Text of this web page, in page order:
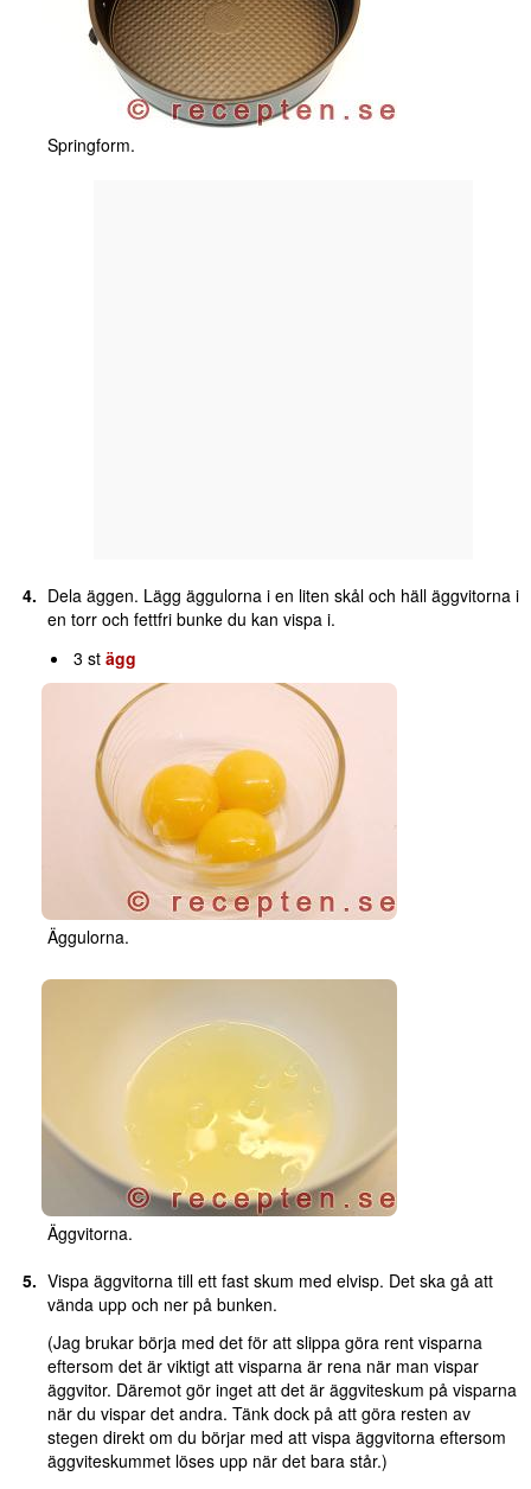
Springform.
Dela äggen. Lägg äggulorna i en liten skål och häll äggvitorna i
en torr och fettfri bunke du kan vispa i.
3 stägg
Äggulorna.
Äggvitorna.
Vispa äggvitorna till ett fast skum med elvisp. Det ska gå att
vända upp och ner på bunken.
(Jag brukar börja med det för att slippa göra rent visparna
eftersom det är viktigt att visparna är rena när man vispar
äggvitor. Däremot gör inget att det är äggviteskum på visparna
när du vispar det andra. Tänk dock på att göra resten av
stegen direkt om du börjar med att vispa äggvitorna eftersom
äggviteskummet löses upp när det bara står.)